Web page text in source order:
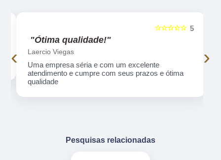
5
☆☆☆☆☆
"Ótima qualidade!"
Laercio Viegas
Uma empresa séria e com um excelente
atendimento e cumpre com seus prazos e ótima
qualidade
‹ ›
Pesquisas relacionadas